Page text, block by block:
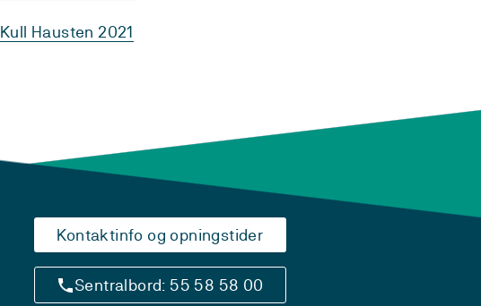
Kull Hausten 2021
Kontaktinfo og opningstider
Sentralbord: 55 58 58 00